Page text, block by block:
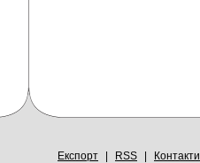
Експорт RSS Контакти